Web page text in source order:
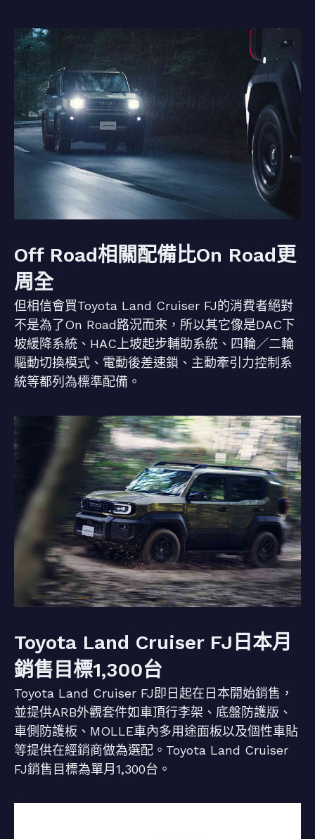
Off Road相關配備比On Road更
周全
但相信會買Toyota Land Cruiser FJ的消費者絕對
不是為了On Road路況而來，所以其它像是DAC下
坡緩降系統、HAC上坡起步輔助系統、四輪／二輪
驅動切換模式、電動後差速鎖、主動牽引力控制系
統等都列為標準配備。
Toyota Land Cruiser FJ日本月
銷售目標1,300台
Toyota Land Cruiser FJ即日起在日本開始銷售，
並提供ARB外觀套件如車頂行李架、底盤防護版、
車側防護板、MOLLE車內多用途面板以及個性車貼
等提供在經銷商做為選配。Toyota Land Cruiser
FJ銷售目標為單月1,300台。